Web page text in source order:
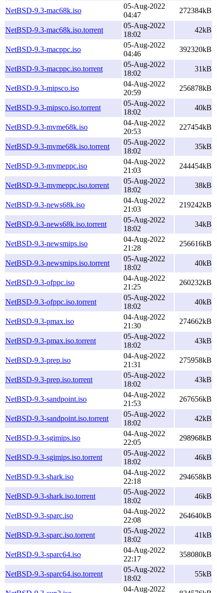
NetBSD-9.3-mac68k.iso
05-Aug-2022
04:47
272384kB
NetBSD-9.3-mac68k.iso.torrent
05-Aug-2022
18:02
42kB
NetBSD-9.3-macppc.iso
05-Aug-2022
04:46
392320kB
NetBSD-9.3-macppc.iso.torrent
05-Aug-2022
18:02
31kB
NetBSD-9.3-mipsco.iso
04-Aug-2022
20:59
256878kB
NetBSD-9.3-mipsco.iso.torrent
05-Aug-2022
18:02
40kB
NetBSD-9.3-mvme68k.iso
04-Aug-2022
20:53
227454kB
NetBSD-9.3-mvme68k.iso.torrent
05-Aug-2022
18:02
35kB
NetBSD-9.3-mvmeppc.iso
04-Aug-2022
21:03
244454kB
NetBSD-9.3-mvmeppc.iso.torrent
05-Aug-2022
18:02
38kB
NetBSD-9.3-news68k.iso
04-Aug-2022
21:03
219242kB
NetBSD-9.3-news68k.iso.torrent
05-Aug-2022
18:02
34kB
NetBSD-9.3-newsmips.iso
04-Aug-2022
21:28
256616kB
NetBSD-9.3-newsmips.iso.torrent
05-Aug-2022
18:02
40kB
NetBSD-9.3-ofppc.iso
04-Aug-2022
21:25
260232kB
NetBSD-9.3-ofppc.iso.torrent
05-Aug-2022
18:02
40kB
NetBSD-9.3-pmax.iso
04-Aug-2022
21:30
274662kB
NetBSD-9.3-pmax.iso.torrent
05-Aug-2022
18:02
43kB
NetBSD-9.3-prep.iso
04-Aug-2022
21:31
275958kB
NetBSD-9.3-prep.iso.torrent
05-Aug-2022
18:02
43kB
NetBSD-9.3-sandpoint.iso
04-Aug-2022
21:53
267656kB
NetBSD-9.3-sandpoint.iso.torrent
05-Aug-2022
18:02
42kB
NetBSD-9.3-sgimips.iso
04-Aug-2022
22:05
298968kB
NetBSD-9.3-sgimips.iso.torrent
05-Aug-2022
18:02
46kB
NetBSD-9.3-shark.iso
04-Aug-2022
22:18
294658kB
NetBSD-9.3-shark.iso.torrent
05-Aug-2022
18:02
46kB
NetBSD-9.3-sparc.iso
04-Aug-2022
22:08
264640kB
NetBSD-9.3-sparc.iso.torrent
05-Aug-2022
18:02
41kB
NetBSD-9.3-sparc64.iso
04-Aug-2022
22:17
358080kB
NetBSD-9.3-sparc64.iso.torrent
05-Aug-2022
18:02
55kB
04-Aug-2022